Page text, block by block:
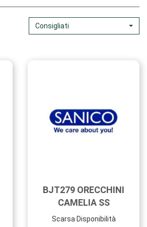
Consigliati
BJT279 ORECCHINI
CAMELIA SS
Scarsa Disponibilità